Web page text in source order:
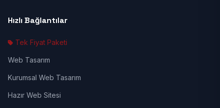
Hızlı Bağlantılar
Tek Fiyat Paketi
Web Tasarım
Kurumsal Web Tasarım
Hazır Web Sitesi